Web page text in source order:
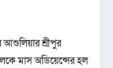
শ্রীপুর
মাস অডিয়েন্সের হল